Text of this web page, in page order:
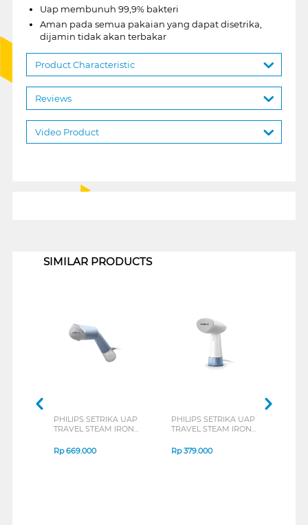
Uap membunuh 99,9% bakteri
Aman pada semua pakaian yang dapat disetrika,
dijamin tidak akan terbakar
Product Characteristic
Reviews
Video Product
SIMILAR PRODUCTS
PHILIPS SETRIKA UAP
TRAVEL STEAM IRON
Rp669.000
PHILIPS SETRIKA UAP
TRAVEL STEAM IRON
Rp379.000